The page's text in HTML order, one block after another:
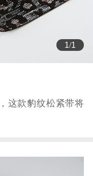
1/1
这款豹纹松紧带将